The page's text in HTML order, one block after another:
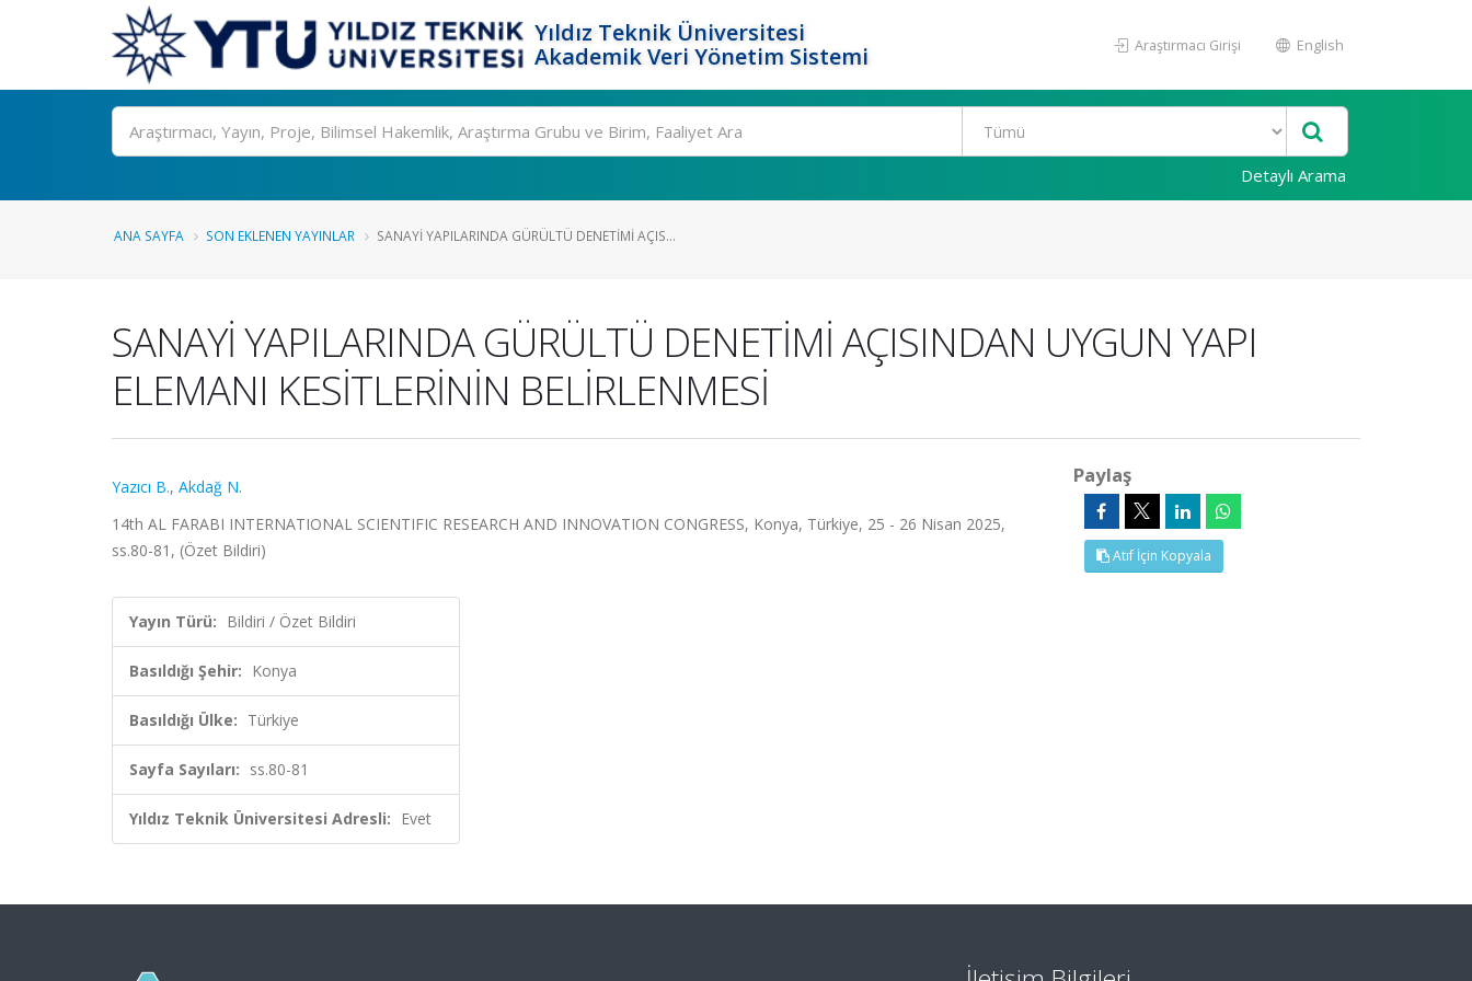
Yıldız Teknik Üniversitesi
Akademik Veri Yönetim Sistemi
Araştırmacı Girişi English
Ara
Detaylı Arama
ANA SAYFA SON EKLENEN YAYINLAR SANAYİ YAPILARINDA GÜRÜLTÜ DENETİMİ AÇIS...
SANAYİ YAPILARINDA GÜRÜLTÜ DENETİMİ AÇISINDAN UYGUN YAPI
ELEMANI KESİTLERİNİN BELİRLENMESİ
Yazıcı B., Akdağ N.
14th AL FARABI INTERNATIONAL SCIENTIFIC RESEARCH AND INNOVATION CONGRESS, Konya, Türkiye, 25 - 26 Nisan 2025,
ss.80-81, (Özet Bildiri)
Yayın Türü: Bildiri / Özet Bildiri
Basıldığı Şehir: Konya
Basıldığı Ülke: Türkiye
Sayfa Sayıları: ss.80-81
Yıldız Teknik Üniversitesi Adresli: Evet
Paylaş
Atıf İçin Kopyala